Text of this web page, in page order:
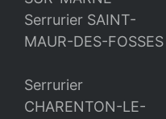
Serrurier SAINT-
MAUR-DES-FOSSES
Serrurier
CHARENTON-LE-